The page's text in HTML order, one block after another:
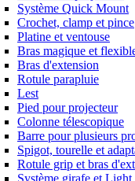
Système Quick Mount
Crochet, clamp et pince
Platine et ventouse
Bras magique et
Bras d'extension
Rotule parapluie
Lest
Pied pour projecteur
Colonne télescopique
Barre pour plusieurs
Spigot, tourelle et
Rotule grip et bras
Système girafe et